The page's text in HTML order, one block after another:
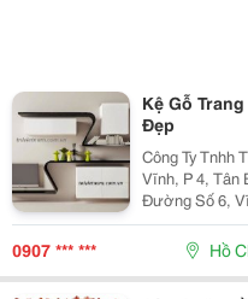
Kệ Gỗ
Đẹp
Công Ty Tnhh Tm-Dv-
Vĩnh, P 4, Tân Bình,
Đường Số 6, Vĩnh
Http://
0907 *** *** Hồ